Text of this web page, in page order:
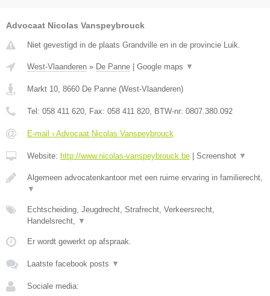
Advocaat Nicolas Vanspeybrouck
Niet gevestigd in de plaats Grandville en in de provincie Luik.
West-Vlaanderen » De Panne Google maps ▼
Markt 10 8660 De Panne (West-Vlaanderen)
Tel: 058 411 620 , Fax: 058 411 820 , BTW-nr: 0807.380.092
E-mail › Advocaat Nicolas Vanspeybrouck
Website: http://www.nicolas-vanspeybrouck.be Screenshot ▼
Algemeen advocatenkantoor met een ruime ervaring in familierecht,
▼
Echtscheiding, Jeugdrecht, Strafrecht, Verkeersrecht,
Handelsrecht,
▼
Er wordt gewerkt op afspraak.
Laatste facebook posts ▼
Sociale media: